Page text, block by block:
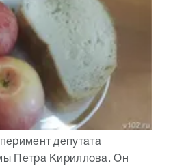
депутата
Петра Кириллова. Он